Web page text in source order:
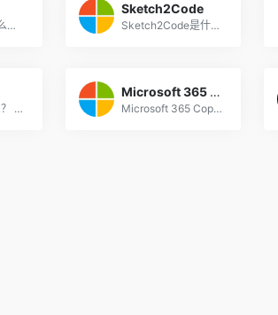
Writesonic是什么工具？ Writ...
Sketch2Code
Sketch2Code是什么？ Sketch2...
ChatGPT是什么？ ChatGPT是一...
Microsoft 365 Copilot
Microsoft 365 Copilot是什么...